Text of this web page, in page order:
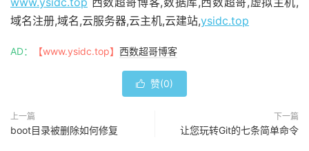
域名注册,域名,云服务器,云主机,云建站,ysidc.top
AD： 【www.ysidc.top】 西数超哥博客
 赞(0)
上一篇
boot目录被删除如何修复
下一篇
让您玩转Git的七条简单命令